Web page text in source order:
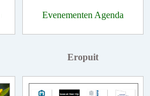
Evenementen Agenda
Eropuit